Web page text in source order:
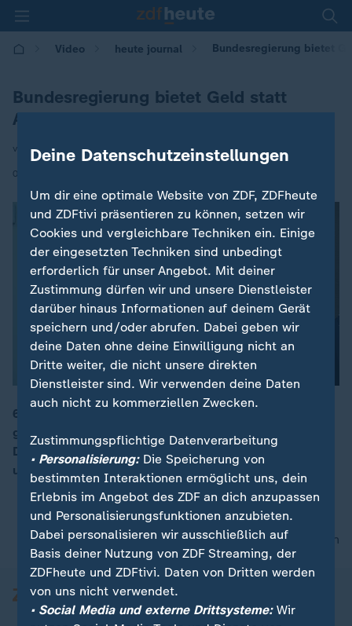
Video heute journal Bundesregierung bietet
Bundesregierung bietet Geld statt
Aufnahme
von Klaus Brodbeck
05.11.2025 | 21:45
00:16
660 aus Afghanistan geflohene Menschen sollen
gegen Geld auf ihren Anspruch auf Einreise nach
Deutschland verzichten. Kritik kommt von Betroffenen
und der Opposition.
nach oben
Deine Datenschutzeinstellungen
Um dir eine optimale Website von ZDF, ZDFheute
und ZDFtivi präsentieren zu können, setzen wir
Cookies und vergleichbare Techniken ein. Einige
der eingesetzten Techniken sind unbedingt
erforderlich für unser Angebot. Mit deiner
Zustimmung dürfen wir und unsere Dienstleister
darüber hinaus Informationen auf deinem Gerät
speichern und/oder abrufen. Dabei geben wir
deine Daten ohne deine Einwilligung nicht an
Dritte weiter, die nicht unsere direkten
Dienstleister sind. Wir verwenden deine Daten
auch nicht zu kommerziellen Zwecken.
Zustimmungspflichtige Datenverarbeitung
• Personalisierung:Die Speicherung von
bestimmten Interaktionen ermöglicht uns, dein
Erlebnis im Angebot des ZDF an dich anzupassen
und Personalisierungsfunktionen anzubieten.
Dabei personalisieren wir ausschließlich auf
Basis deiner Nutzung von ZDF Streaming, der
ZDFheute und ZDFtivi. Daten von Dritten werden
von uns nicht verwendet.
• Social Media und externe Drittsysteme:Wir